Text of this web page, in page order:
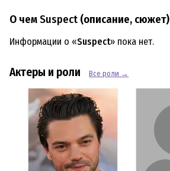
О чемSuspect (описание, сюжет)
Информации о «Suspect» пока нет.
Актеры и роли Все роли →